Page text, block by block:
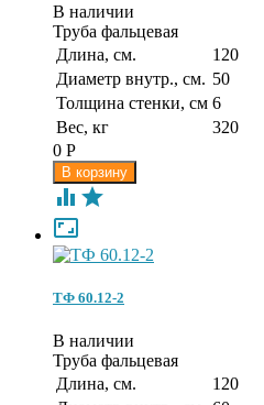
В наличии
Труба фальцевая
Длина, см.
120
Диаметр внутр., см. 50
Толщина стенки, см 6
Вес, кг
320
0 Р
 

ТФ 60.12-2
В наличии
Труба фальцевая
Длина, см.
120